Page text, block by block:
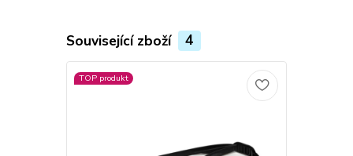
Související zboží 4
TOP produkt